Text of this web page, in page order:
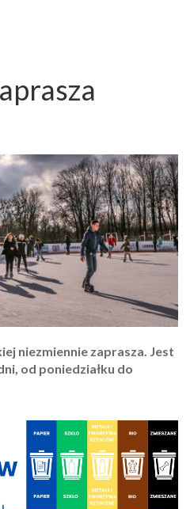
niezmiennie zaprasza. Jest
od poniedziałku do